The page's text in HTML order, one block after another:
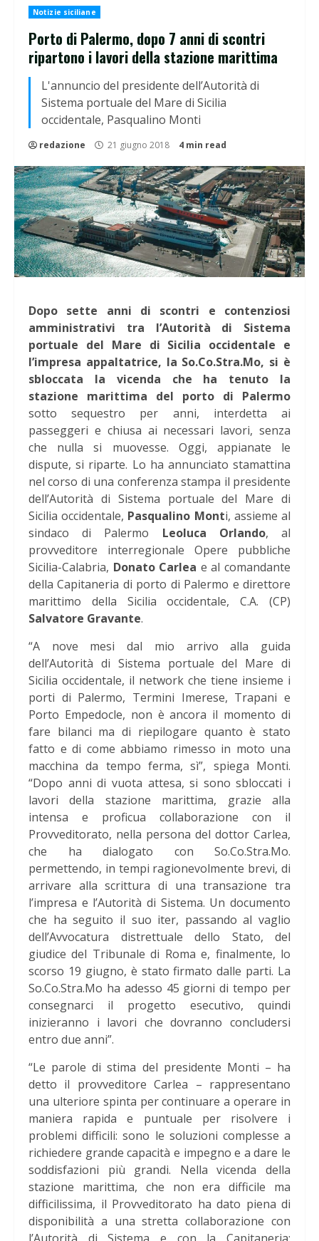
Notizie siciliane
Porto di Palermo, dopo 7 anni di scontri
ripartono i lavori della stazione marittima
L'annuncio del presidente dell’Autorità di
Sistema portuale del Mare di Sicilia
occidentale, Pasqualino Monti
redazione 21 giugno 2018 4 min read
Dopo sette anni di scontri e contenziosi
amministrativi tra l’Autorità di Sistema
portuale del Mare di Sicilia occidentale e
l’impresa appaltatrice, la So.Co.Stra.Mo, si è
sbloccata la vicenda che ha tenuto la
stazione marittima del porto di Palermo
sotto sequestro per anni, interdetta ai
passeggeri e chiusa ai necessari lavori, senza
che nulla si muovesse. Oggi, appianate le
dispute, si riparte. Lo ha annunciato stamattina
nel corso di una conferenza stampa il presidente
dell’Autorità di Sistema portuale del Mare di
Sicilia occidentale, Pasqualino Monti, assieme al
sindaco di Palermo Leoluca Orlando, al
provveditore interregionale Opere pubbliche
Sicilia-Calabria, Donato Carlea e al comandante
della Capitaneria di porto di Palermo e direttore
marittimo della Sicilia occidentale, C.A. (CP)
Salvatore Gravante.
“A nove mesi dal mio arrivo alla guida
dell’Autorità di Sistema portuale del Mare di
Sicilia occidentale, il network che tiene insieme i
porti di Palermo, Termini Imerese, Trapani e
Porto Empedocle, non è ancora il momento di
fare bilanci ma di riepilogare quanto è stato
fatto e di come abbiamo rimesso in moto una
macchina da tempo ferma, sì”, spiega Monti.
“Dopo anni di vuota attesa, si sono sbloccati i
lavori della stazione marittima, grazie alla
intensa e proficua collaborazione con il
Provveditorato, nella persona del dottor Carlea,
che ha dialogato con So.Co.Stra.Mo.
permettendo, in tempi ragionevolmente brevi, di
arrivare alla scrittura di una transazione tra
l’impresa e l’Autorità di Sistema. Un documento
che ha seguito il suo iter, passando al vaglio
dell’Avvocatura distrettuale dello Stato, del
giudice del Tribunale di Roma e, finalmente, lo
scorso 19 giugno, è stato firmato dalle parti. La
So.Co.Stra.Mo ha adesso 45 giorni di tempo per
consegnarci il progetto esecutivo, quindi
inizieranno i lavori che dovranno concludersi
entro due anni”.
“Le parole di stima del presidente Monti – ha
detto il provveditore Carlea – rappresentano
una ulteriore spinta per continuare a operare in
maniera rapida e puntuale per risolvere i
problemi difficili: sono le soluzioni complesse a
richiedere grande capacità e impegno e a dare le
soddisfazioni più grandi. Nella vicenda della
stazione marittima, che non era difficile ma
difficilissima, il Provveditorato ha dato piena di
disponibilità a una stretta collaborazione con